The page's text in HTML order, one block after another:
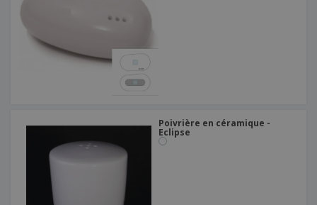
Poivrière en céramique -
Eclipse